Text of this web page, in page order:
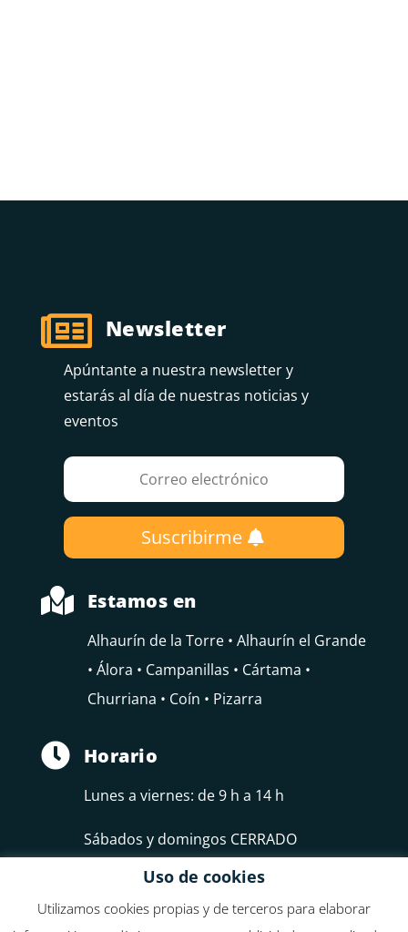
 Newsletter
Apúntante a nuestra newsletter y
estarás al día de nuestras noticias y
eventos
Suscribirme
 Estamos en
Alhaurín de la Torre • Alhaurín el Grande
• Álora • Campanillas • Cártama •
Churriana • Coín • Pizarra
 Horario
Lunes a viernes: de 9 h a 14 h
Sábados y domingos CERRADO
Uso de cookies
Utilizamos cookies propias y de terceros para elaborar